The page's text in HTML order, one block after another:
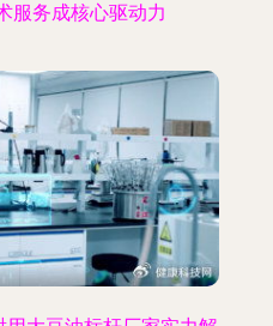
服务成核心驱动力